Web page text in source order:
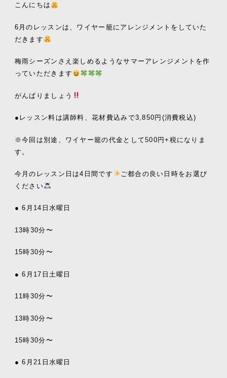
こんにちは
6 月のレッスンは、ワイヤー籠にアレンジメントをしていた
だきます
梅雨シーズンさえ楽しめるようなサマーアレンジメントを作
っていただきます
がんばりましょう
● レッスン料は講師料、花材費込みで3,850 円 (消費税込)
※今回は別途、ワイヤー籠の代金として500円+ 税になりま
す。
今月のレッスン日は4 日間です
ご都合の良い日時をお選び
ください
● 6 月 14 日水曜日
13時30分〜
15時30分〜
● 6 月 17 日土曜日
11時30分〜
13時30分〜
15時30分〜
● 6 月 21 日水曜日